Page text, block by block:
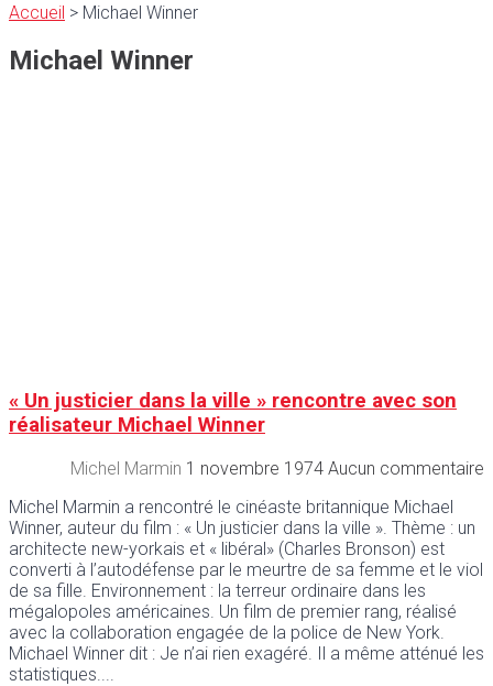
Accueil > Michael Winner
Michael Winner
« Un justicier dans la ville » rencontre avec son
réalisateur Michael Winner
Michel Marmin 1 novembre 1974 Aucun commentaire
Michel Marmin a rencontré le cinéaste britannique Michael
Winner, auteur du film : « Un justicier dans la ville ». Thème : un
architecte new-yorkais et « libéral» (Charles Bronson) est
converti à l’autodéfense par le meurtre de sa femme et le viol
de sa fille. Environnement : la terreur ordinaire dans les
mégalopoles américaines. Un film de premier rang, réalisé
avec la collaboration engagée de la police de New York.
Michael Winner dit : Je n’ai rien exagéré. Il a même atténué les
statistiques.